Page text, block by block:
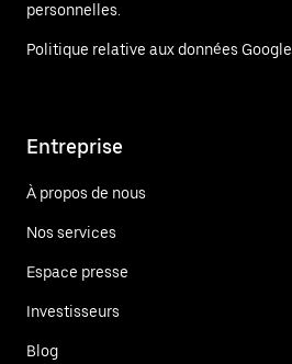
personnelles.
Politique relative aux données Google
Entreprise
À propos de nous
Nos services
Espace presse
Investisseurs
Blog